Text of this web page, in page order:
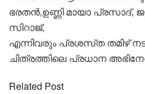
ഭരതൻ,ഉണ്ണി മായാ പ്രസാദ്,
സിറാജ്,
എന്നിവരും പ്രശസ്‌ത തമിഴ്
ചിത്രത്തിലെ പ്രധാന
Related Post